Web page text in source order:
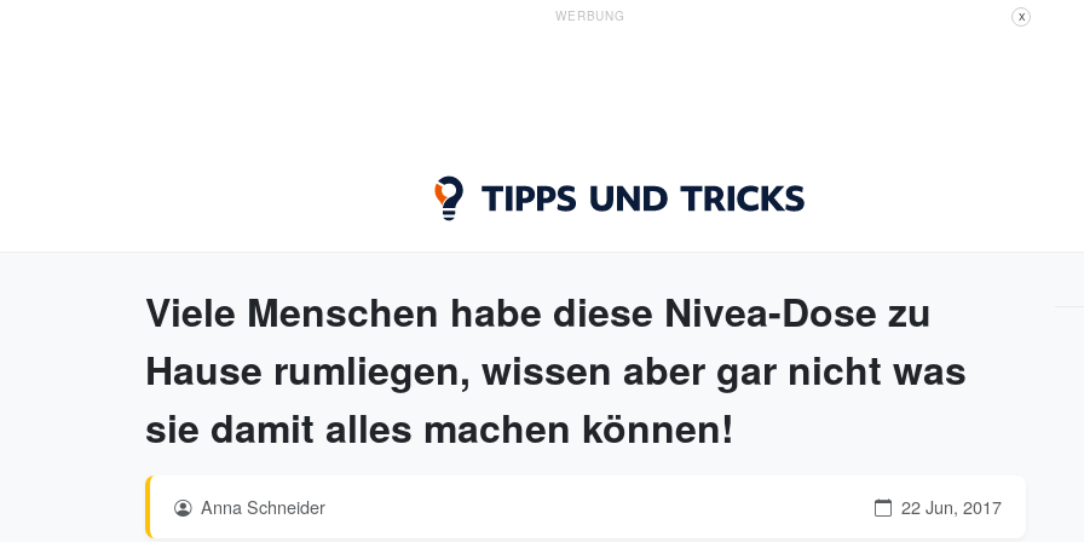
WERBUNG X
Viele Menschen habe diese Nivea-Dose zu
Hause rumliegen, wissen aber gar nicht was
sie damit alles machen können!
Anna Schneider 22 Jun, 2017